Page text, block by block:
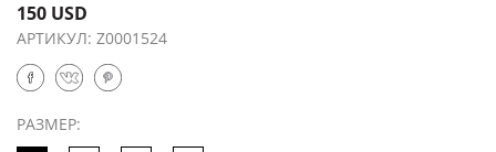
150 USD
АРТИКУЛ: Z0001524
РАЗМЕР: